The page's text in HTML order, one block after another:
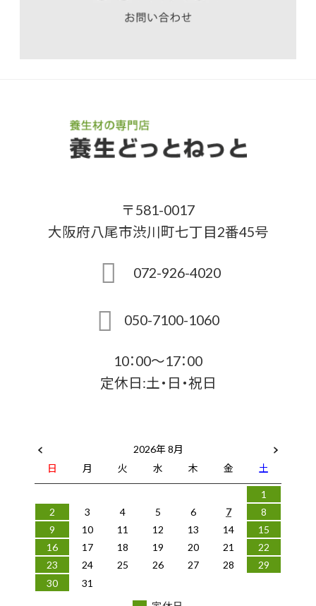
〒581-0017
大阪府八尾市渋川町七丁目2番45号
072-926-4020
050-7100-1060
10：00～17：00
定休日:土・日・祝日
2026年 8月
日
月 火 水 木 金
土
1
2
3 4 5 6 7
8
9
10 11 12 13 14
15
16
17 18 19 20 21
22
23
24 25 26 27 28
29
30
31